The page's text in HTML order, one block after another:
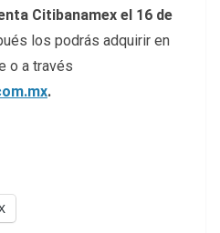
Citibanamex el 16 de
los podrás adquirir en
o a través
.